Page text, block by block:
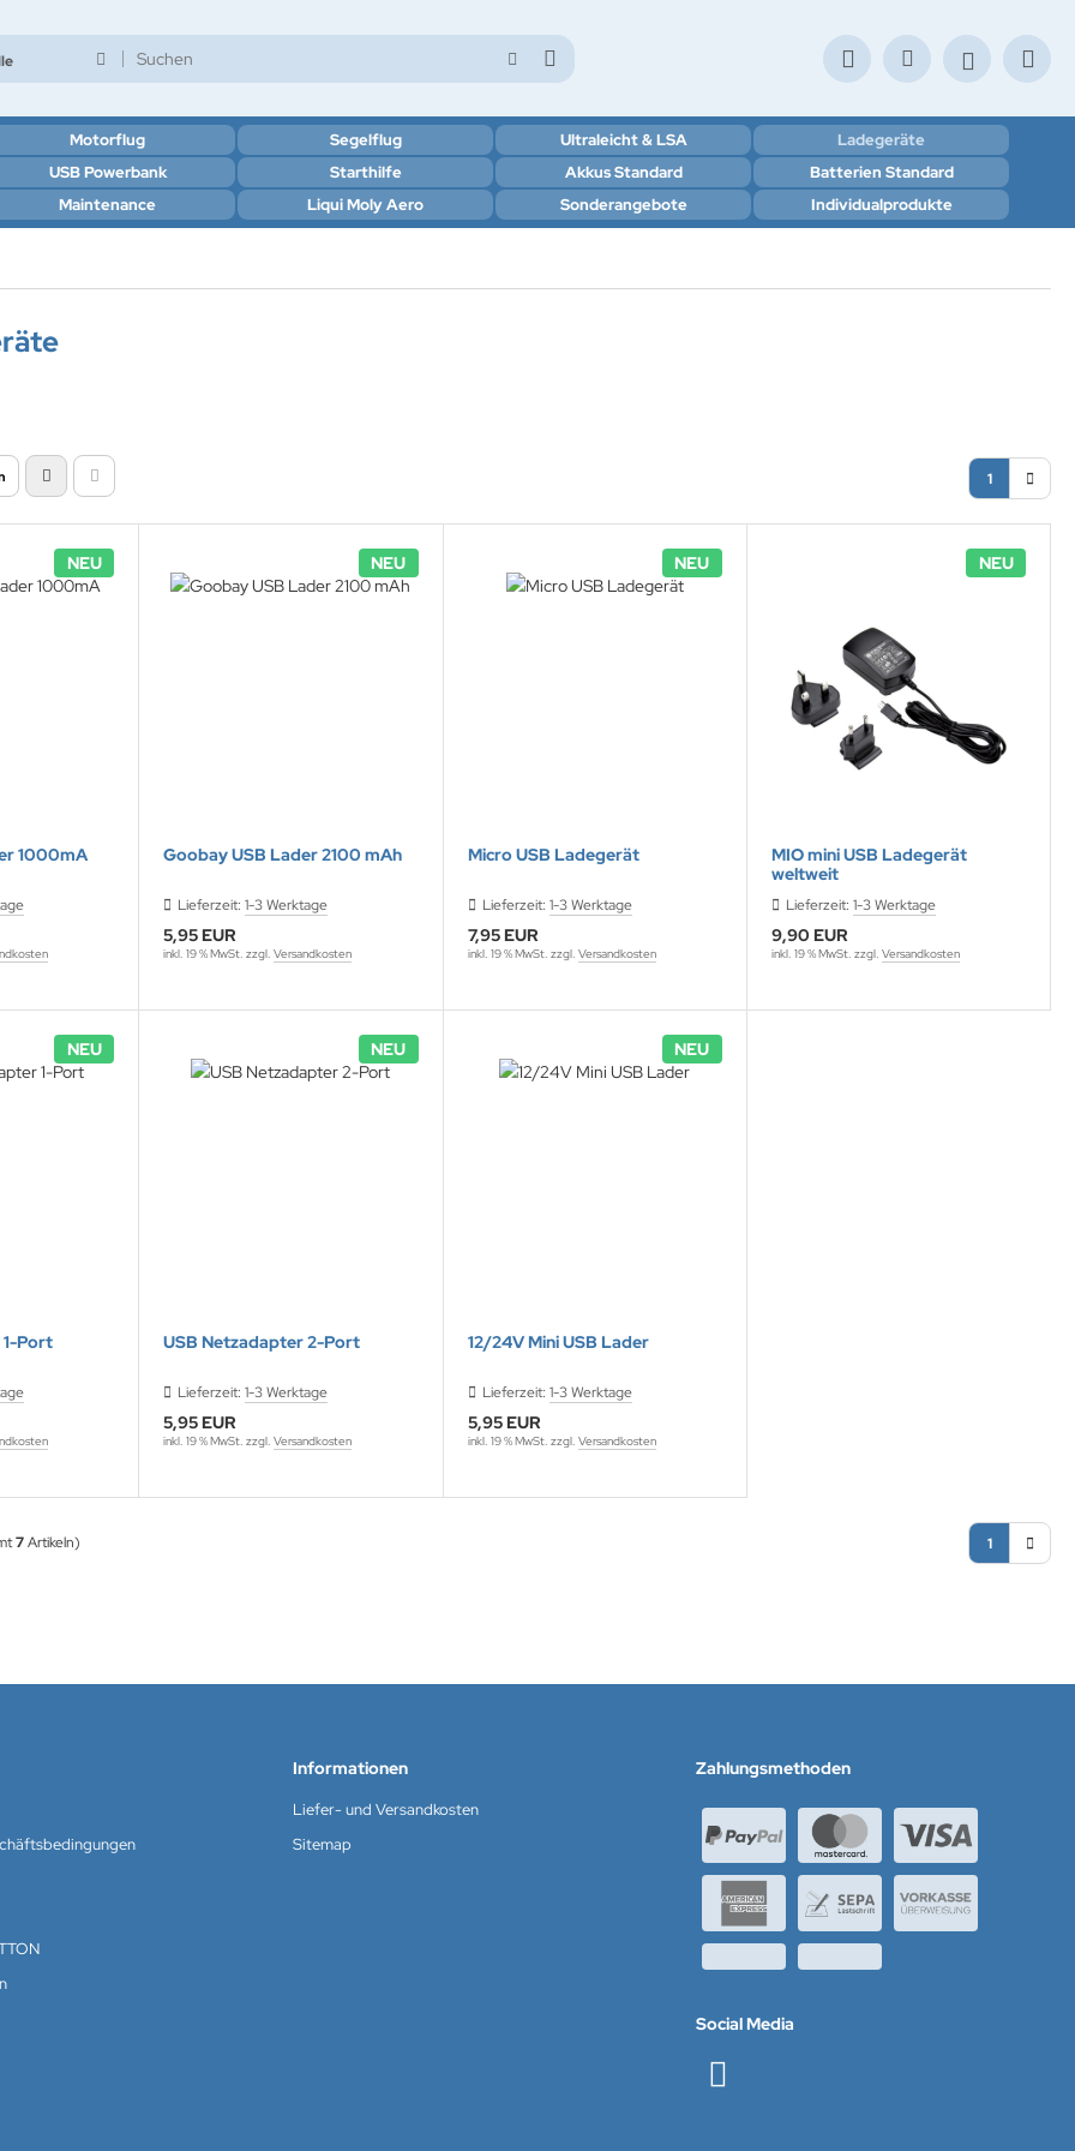
Motorflug Segelflug Ultraleicht & LSA
Ladegeräte
USB Powerbank Starthilfe Akkus Standard
Batterien Standard
Maintenance Liqui Moly Aero Sonderangebote Individualprodukte
1
NEU
1000mA
NEU
Goobay USB Lader 2100 mAh
Lieferzeit:1-3 Werktage
5,95 EUR
inkl. 19 % MwSt. zzgl.Versandkosten
NEU
Micro USB Ladegerät
Lieferzeit: 1-3 Werktage
7,95 EUR
inkl. 19 % MwSt. zzgl. Versandkosten
NEU
MIO mini USB Ladegerät
weltweit
Lieferzeit: 1-3 Werktage
9,90 EUR
inkl. 19 % MwSt. zzgl. Versandkosten
NEU
Port
NEU
USB Netzadapter 2-Port
Lieferzeit:1-3 Werktage
5,95 EUR
inkl. 19 % MwSt. zzgl.Versandkosten
NEU
12/24V Mini USB Lader
Lieferzeit: 1-3 Werktage
5,95 EUR
inkl. 19 % MwSt. zzgl. Versandkosten
7Artikeln) 1
Informationen
Liefer- und Versandkosten
Sitemap
Zahlungsmethoden
Social Media